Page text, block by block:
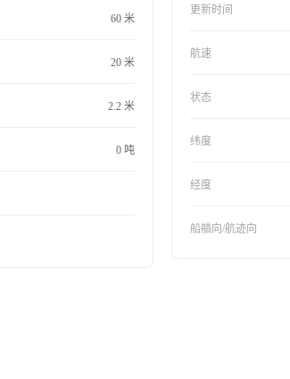
60 米
20 米
2.2 米
0 吨
更新时间
航速
状态
纬度
经度
船艏向/航迹向